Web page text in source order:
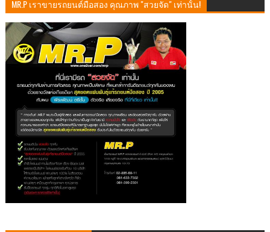
MR.P เราขายรถยนต์มือสอง คุณภาพ "สวยจัด" เท่านั้น!